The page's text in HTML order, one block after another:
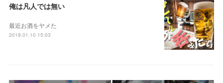
俺は凡人では無い
最近お酒をヤメた
2019.01.10 15:03